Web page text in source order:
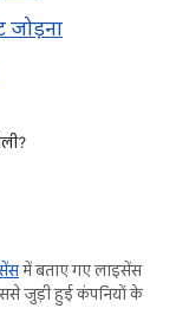
जोड़ना
में बताए गए लाइसेंस
जुड़ी हुई कंपनियों के